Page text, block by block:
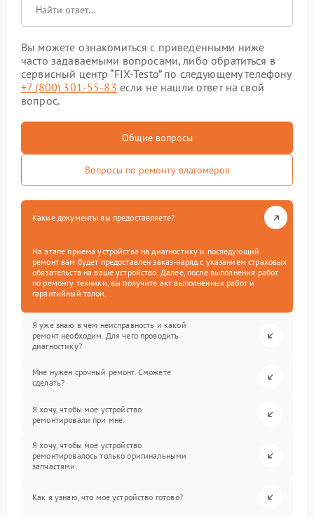
Вы можете ознакомиться с приведенными ниже
часто задаваемыми вопросами, либо обратиться в
сервисный центр “FIX-Testo” по следующему телефону
+7 (800) 301-55-83 если не нашли ответ на свой
вопрос.
Общие вопросы
Вопросы по ремонту влагомеров
Какие документы вы предоставляете?
На этапе приема устройства на диагностику и последующий
ремонт вам будет предоставлен заказ-наряд с указанием страховых
обязательств на ваше устройство. Далее, после выполнения работ
по ремонту техники, вы получите акт выполненных работ и
гарантийный талон.
Я уже знаю в чем неисправность и какой
ремонт необходим. Для чего проводить
диагностику?
Мне нужен срочный ремонт. Сможете
сделать?
Я хочу, чтобы мое устройство
ремонтировали при мне.
Я хочу, чтобы мое устройство
ремонтировалось только оригинальными
запчастями.
Как я узнаю, что мое устройство готово?